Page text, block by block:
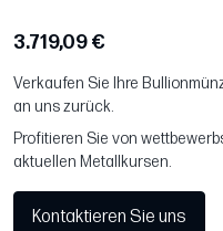
3.719,09 €
Verkaufen Sie Ihre
an uns zurück.
Profitieren Sie von
aktuellen Metallkursen.
Kontaktieren Sie uns